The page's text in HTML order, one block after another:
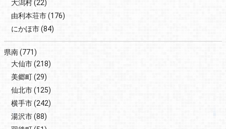
大潟村(22)
由利本荘市(176)
にかほ市(84)
県南(771)
大仙市(218)
美郷町(29)
仙北市(125)
横手市(242)
湯沢市(88)